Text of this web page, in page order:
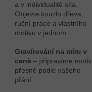
a v individualitě síla.
Objevte kouzlo dřeva,
ruční práce a vlastního
motivu v jednom.
Gravírování na míru v
ceně – připravíme motiv
přesně podle vašeho
přání